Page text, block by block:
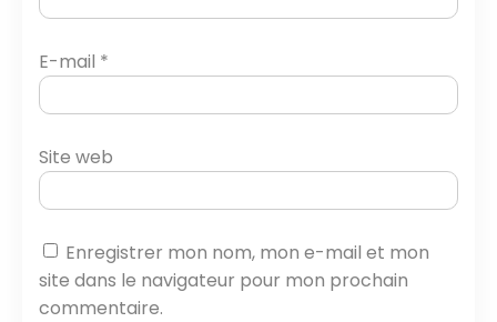
E-mail *
Site web
Enregistrer mon nom, mon e-mail et mon
site dans le navigateur pour mon prochain
commentaire.